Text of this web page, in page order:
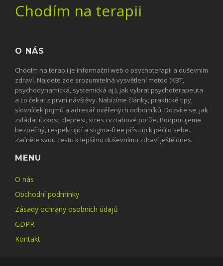
Chodím na terapii
O NÁS
Chodím na terapii je informační web o psychoterapii a duševním
zdraví. Najdete zde srozumitelná vysvětlení metod (KBT,
psychodynamická, systemická aj.), jak vybrat psychoterapeuta
a co čekat z první návštěvy. Nabízíme články, praktické tipy,
slovníček pojmů a adresář ověřených odborníků. Dozvíte se, jak
zvládat úzkost, depresi, stres i vztahové potíže. Podporujeme
bezpečný, respektující a stigma-free přístup k péči o sebe.
Začněte svou cestu k lepšímu duševnímu zdraví ještě dnes.
MENU
O nás
Obchodní podmínky
Zásady ochrany osobních údajů
GDPR
Kontakt